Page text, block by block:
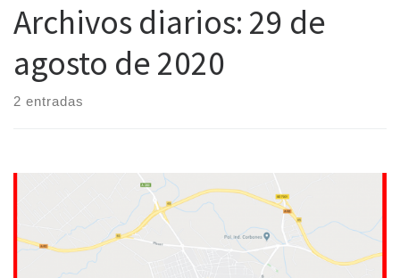
Archivos diarios: 29 de
agosto de 2020
2 entradas
Fecha: 26 de Agosto de 2020 Lugar: La Puebla de Cazalla (Sevilla)